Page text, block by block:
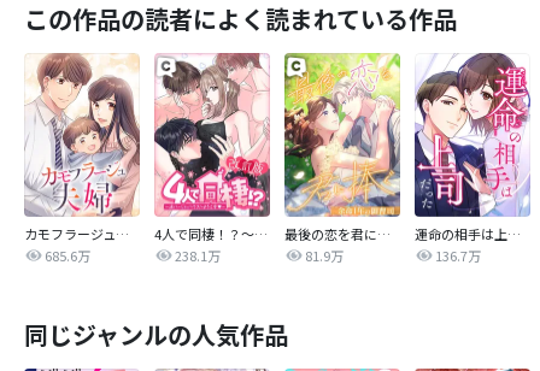
この作品の読者によく読まれている作品
カモフラージュ夫婦
685.6万
4人で同棲！？～逆ハーレムハウスへようこそ♥～【改訂版】
238.1万
最後の恋を君に捧ぐ～余命1年の御曹司～
81.9万
運命の相手は上司だった
136.7万
同じジャンルの人気作品